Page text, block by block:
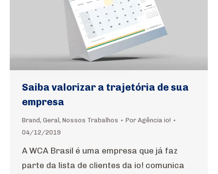
Saiba valorizar a trajetória de sua
empresa
Brand, Geral , Nossos Trabalhos Por Agência io!
04/12/2019
A WCA Brasil é uma empresa que já faz
parte da lista de clientes da io! comunica